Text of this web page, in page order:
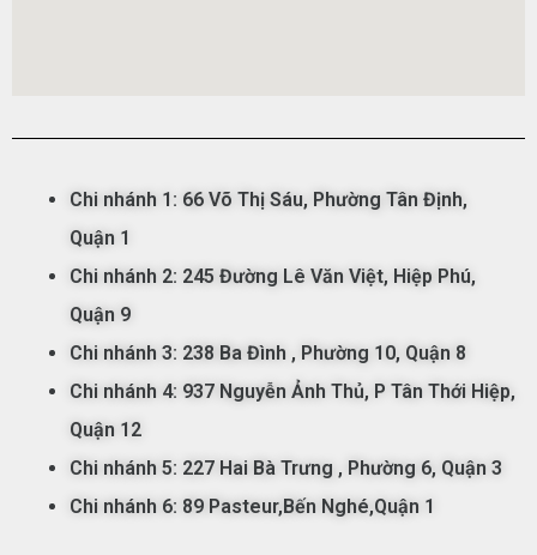
Chi nhánh 1: 66 Võ Thị Sáu, Phường Tân Định,
Quận 1
Chi nhánh 2: 245 Đường Lê Văn Việt, Hiệp Phú,
Quận 9
Chi nhánh 3: 238 Ba Đình , Phường 10, Quận 8
Chi nhánh 4: 937 Nguyễn Ảnh Thủ, P Tân Thới Hiệp,
Quận 12
Chi nhánh 5: 227 Hai Bà Trưng , Phường 6, Quận 3
Chi nhánh 6: 89 Pasteur,Bến Nghé,Quận 1